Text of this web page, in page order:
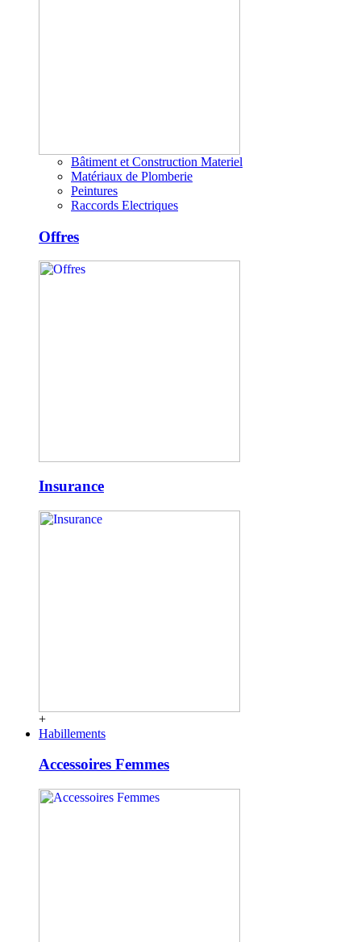
Bâtiment et Construction Materiel
Matériaux de Plomberie
Peintures
Raccords Electriques
Offres
Insurance
+
Habillements
Accessoires Femmes